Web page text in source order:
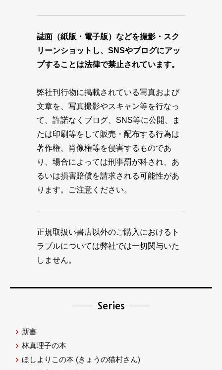
誌面（紙版・電子版）などを撮影・スク
リーンショットし、SNSやブログにアッ
プすることは法律で禁止されています。
弊社刊行物に掲載されている写真および
文章を、写真撮影やスキャン等を行なっ
て、許諾なくブログ、SNS等に公開、ま
たは印刷等をして販売・配布する行為は
著作権、肖像権等を侵害するものであ
り、場合によっては刑事罰が科され、あ
るいは損害賠償を請求される可能性があ
ります。ご注意ください。
正規取扱い書店以外のご購入におけるト
ラブルについては弊社では一切関与いた
しません。
Series
新書
林真理子の本
ほしよりこの本 (きょうの猫村さん)